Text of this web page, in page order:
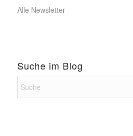
Alle Newsletter
Suche im Blog